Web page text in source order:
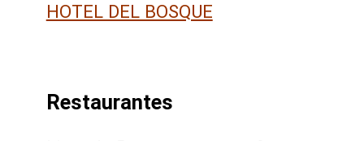
HOTEL DEL BOSQUE
Restaurantes